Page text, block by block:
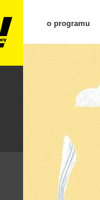
o programu